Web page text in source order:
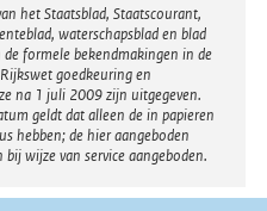
het Staatsblad, Staatscourant,
waterschapsblad en blad
formele bekendmakingen in de
goedkeuring en
na 1 juli 2009 zijn uitgegeven.
geldt dat alleen de in papieren
hebben; de hier aangeboden
wijze van service aangeboden.